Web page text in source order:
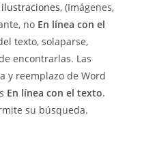
, (Imágenes,
no En línea con el
texto, solaparse,
encontrarlas. Las
y reemplazo de Word
En línea con el texto.
su búsqueda.